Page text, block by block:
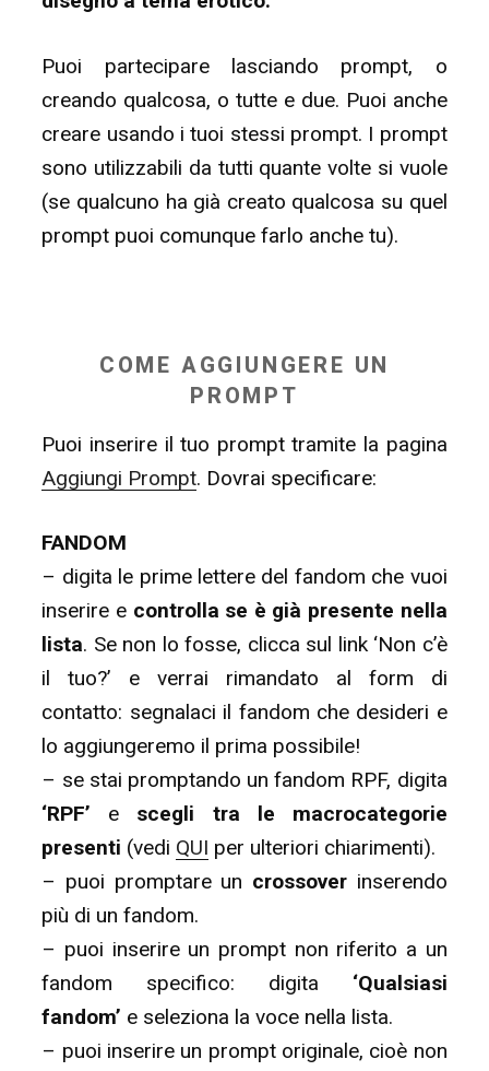
Puoi partecipare lasciando prompt, o
creando qualcosa, o tutte e due. Puoi anche
creare usando i tuoi stessi prompt. I prompt
sono utilizzabili da tutti quante volte si vuole
(se qualcuno ha già creato qualcosa su quel
prompt puoi comunque farlo anche tu).
COME AGGIUNGERE UN
PROMPT
Puoi inserire il tuo prompt tramite la pagina
Aggiungi Prompt. Dovrai specificare:
FANDOM
– digita le prime lettere del fandom che vuoi
inserire e controlla se è già presente nella
lista. Se non lo fosse, clicca sul link ‘Non c’è
il tuo?’ e verrai rimandato al form di
contatto: segnalaci il fandom che desideri e
lo aggiungeremo il prima possibile!
– se stai promptando un fandom RPF, digita
‘RPF’ e scegli tra le macrocategorie
presenti (vedi QUI per ulteriori chiarimenti).
– puoi promptare un crossoverinserendo
più di un fandom.
– puoi inserire un prompt non riferito a un
fandom specifico: digita ‘Qualsiasi
fandom’ e seleziona la voce nella lista.
– puoi inserire un prompt originale, cioè non